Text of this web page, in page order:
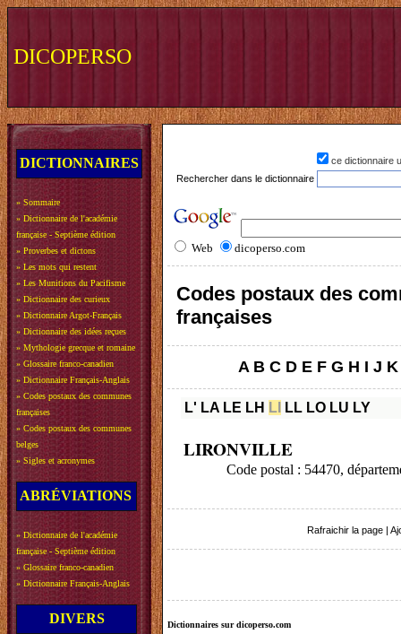
DICOPERSO
DICTIONNAIRES
» Sommaire
» Dictionnaire de l'académie
française - Septième édition
» Proverbes et dictons
» Les mots qui restent
» Les Munitions du Pacifisme
» Dictionnaire des curieux
» Dictionnaire Argot-Français
» Dictionnaire des idées reçues
» Mythologie grecque et romaine
» Glossaire franco-canadien
» Dictionnaire Français-Anglais
» Codes postaux des communes
françaises
» Codes postaux des communes
belges
» Sigles et acronymes
ABRÉVIATIONS
» Dictionnaire de l'académie
française - Septième édition
» Glossaire franco-canadien
» Dictionnaire Français-Anglais
DIVERS
ce dictionnaire
Rechercher dans le dictionnaire
Web dicoperso.com
Codes postaux des
françaises
A B C D E F G H I J K
L' LA LE LH LI LL LO LU LY
LIRONVILLE
Code postal : 54470,
Rafraichir la page
Dictionnaires sur dicoperso.com